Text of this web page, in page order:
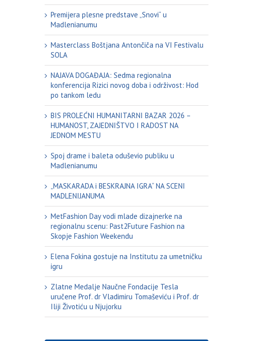
Premijera plesne predstave „Snovi“ u
Madlenianumu
Masterclass Boštjana Antončiča na VI Festivalu
SOLA
NAJAVA DOGAĐAJA: Sedma regionalna
konferencija Rizici novog doba i održivost: Hod
po tankom ledu
BIS PROLEĆNI HUMANITARNI BAZAR 2026 –
HUMANOST, ZAJEDNIŠTVO I RADOST NA
JEDNOM MESTU
Spoj drame i baleta oduševio publiku u
Madlenianumu
„MASKARADA i BESKRAJNA IGRA“ NA SCENI
MADLENIJANUMA
MetFashion Day vodi mlade dizajnerke na
regionalnu scenu: Past2Future Fashion na
Skopje Fashion Weekendu
Elena Fokina gostuje na Institutu za umetničku
igru
Zlatne Medalje Naučne Fondacije Tesla
uručene Prof. dr Vladimiru Tomaševiću i Prof. dr
Iliji Životiću u Njujorku